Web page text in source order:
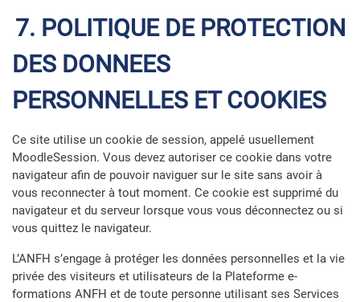
7. POLITIQUE DE PROTECTION
DES DONNEES
PERSONNELLES ET COOKIES
Ce site utilise un cookie de session, appelé usuellement
MoodleSession. Vous devez autoriser ce cookie dans votre
navigateur afin de pouvoir naviguer sur le site sans avoir à
vous reconnecter à tout moment. Ce cookie est supprimé du
navigateur et du serveur lorsque vous vous déconnectez ou si
vous quittez le navigateur.
L’ANFH s’engage à protéger les données personnelles et la vie
privée des visiteurs et utilisateurs de la Plateforme e-
formations ANFH et de toute personne utilisant ses Services